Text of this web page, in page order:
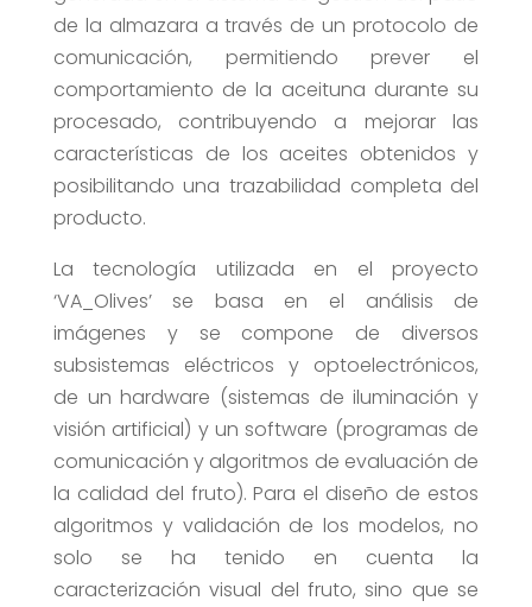
de la almazara a través de un protocolo de
comunicación, permitiendo prever el
comportamiento de la aceituna durante su
procesado, contribuyendo a mejorar las
características de los aceites obtenidos y
posibilitando una trazabilidad completa del
producto.
La tecnología utilizada en el proyecto
‘VA_Olives’ se basa en el análisis de
imágenes y se compone de diversos
subsistemas eléctricos y optoelectrónicos,
de un hardware (sistemas de iluminación y
visión artificial) y un software (programas de
comunicación y algoritmos de evaluación de
la calidad del fruto). Para el diseño de estos
algoritmos y validación de los modelos, no
solo se ha tenido en cuenta la
caracterización visual del fruto, sino que se